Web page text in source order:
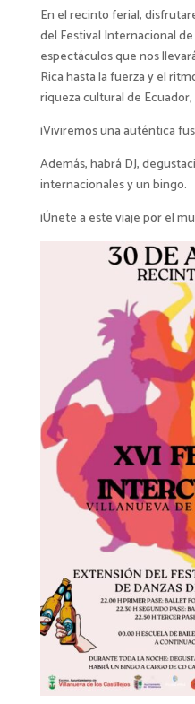
En el recinto ferial,
del Festival Internacional
espectáculos que nos
Rica hasta la fuerza y el
riqueza cultural de
¡Viviremos una auténtica
Además, habrá DJ,
internacionales y un bingo.
¡Únete a este viaje por el